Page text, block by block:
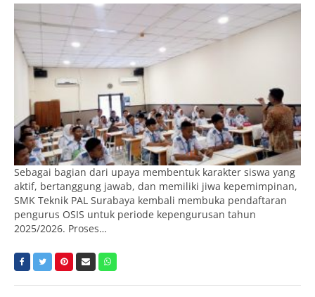
Sebagai bagian dari upaya membentuk karakter siswa yang
aktif, bertanggung jawab, dan memiliki jiwa kepemimpinan,
SMK Teknik PAL Surabaya kembali membuka pendaftaran
pengurus OSIS untuk periode kepengurusan tahun
2025/2026. Proses…